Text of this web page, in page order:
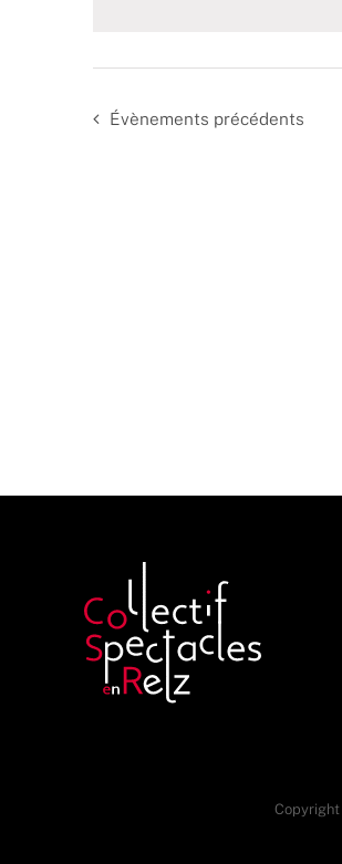
Évènements précédents
Copyright